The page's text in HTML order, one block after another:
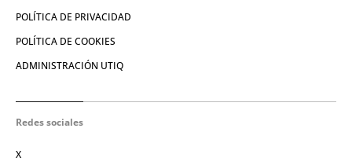
POLÍTICA DE PRIVACIDAD
POLÍTICA DE COOKIES
ADMINISTRACIÓN UTIQ
Redes sociales
X